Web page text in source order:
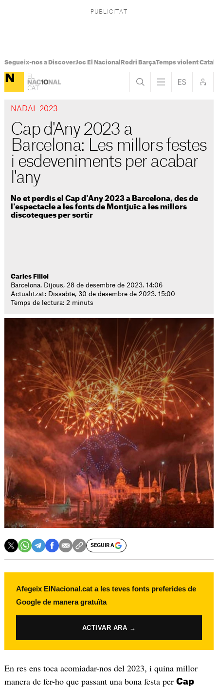
Segueix-nos a DiscoverJoc El Nacional Rodri BarçaTemps violent
NADAL 2023
Cap d'Any 2023 a
Barcelona: Les millors festes
i esdeveniments per acabar
l'any
No et perdis el Cap d'Any 2023 a Barcelona, des de
l'espectacle a les fonts de Montjuïc a les millors
discoteques per sortir
Carles Fillol
Barcelona. Dijous, 28 de desembre de 2023. 14:06
Actualitzat: Dissabte, 30 de desembre de 2023. 15:00
Temps de lectura: 2 minuts
SEGUIR A
Afegeix ElNacional.cat a les teves fonts preferides de
Google de manera gratuïta
ACTIVAR ARA →
En res ens toca acomiadar-nos del 2023, i quina millor
manera de fer-ho que passant una bona festa per Cap